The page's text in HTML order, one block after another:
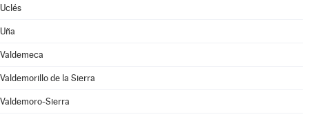
Uclés
Uña
Valdemeca
Valdemorillo de la Sierra
Valdemoro-Sierra